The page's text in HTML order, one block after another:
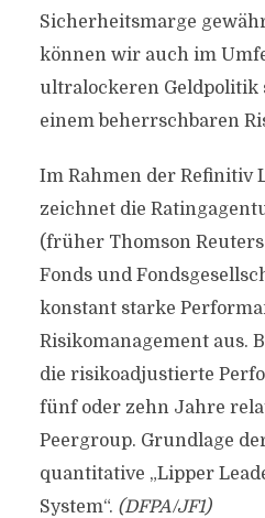
Sicherheitsmarge
können wir auch im
ultralockeren Geldpolitik
einem beherrschbaren
Im Rahmen der Refinitiv
zeichnet die
(früher Thomson
Fonds und
konstant starke
Risikomanagement aus.
die risikoadjustierte
fünf oder zehn Jahre
Peergroup. Grundlage
quantitative „Lipper
System“. (DFPA/JF1)